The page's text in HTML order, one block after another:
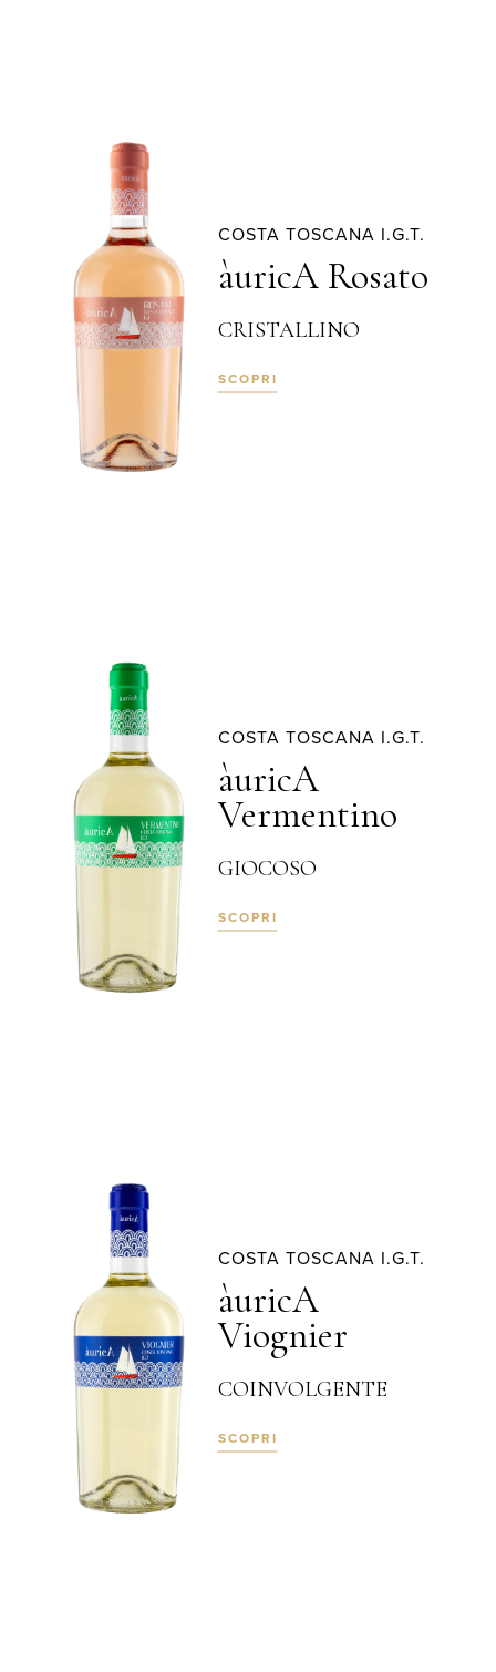
COSTA TOSCANA I.G.T.
àuricA Rosato
CRISTALLINO
SCOPRI
COSTA TOSCANA I.G.T.
àuricA
Vermentino
GIOCOSO
SCOPRI
COSTA TOSCANA I.G.T.
àuricA
Viognier
COINVOLGENTE
SCOPRI